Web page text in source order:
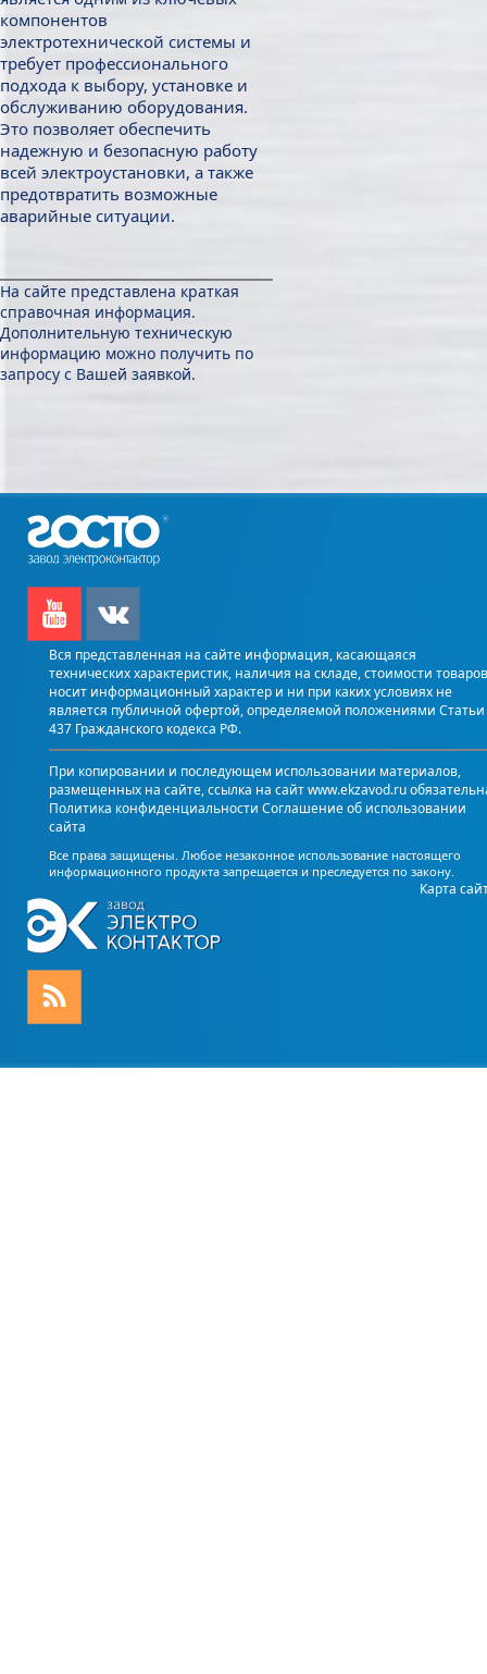
компонентов
электротехнической системы и
требует профессионального
подхода к выбору, установке и
обслуживанию оборудования.
Это позволяет обеспечить
надежную и безопасную работу
всей электроустановки, а также
предотвратить возможные
аварийные ситуации.
На сайте представлена краткая
справочная информация.
Дополнительную техническую
информацию можно получить по
запросу с Вашей заявкой.
Вся представленная на сайте информация, касающаяся
технических характеристик, наличия на складе, стоимости
носит информационный характер и ни при каких условиях не
является публичной офертой, определяемой положениями Статьи
437 Гражданского кодекса РФ.
При копировании и последующем использовании материалов,
размещенных на сайте, ссылка на сайт www.ekzavod.ru
Политика конфиденциальности Соглашение об использовании
сайта
Все права защищены. Любое незаконное использование настоящего
информационного продукта запрещается и преследуется по закону.
Карта